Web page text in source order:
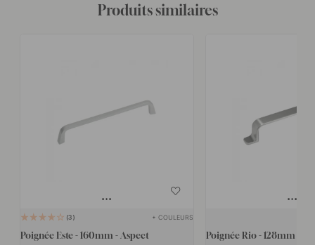
Produits similaires
3 + COULEURS
Poignée Este - 160mm - Aspect
Poignée Rio - 128mm -